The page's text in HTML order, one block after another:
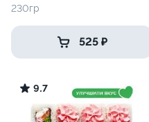
230гр
525 ₽
9.7